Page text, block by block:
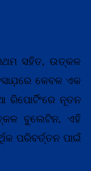
ସହିତ, ଉତ୍କଳ
କେବଳ ଏକ
ରିପୋର୍ଟିଂରେ ନୂତନ
ବୁଲେଟିନ, ଏହି
ପରିବର୍ତ୍ତନ ପାଇଁ